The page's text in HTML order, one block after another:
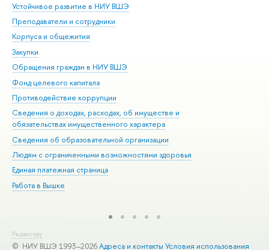
Устойчивое развитие в НИУ ВШЭ
Преподаватели и сотрудники
Корпуса и общежития
Закупки
Обращения граждан в НИУ ВШЭ
Фонд целевого капитала
Противодействие коррупции
Сведения о доходах, расходах, об имуществе и
обязательствах имущественного характера
Сведения об образовательной организации
Людям с ограниченными возможностями здоровья
Единая платежная страница
Работа в Вышке
Редактору
© НИУ ВШЭ 1993–2026Адреса и контакты Условия использования